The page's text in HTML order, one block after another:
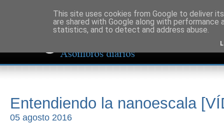
Entendiendo la nanoescala
05 agosto 2016
This site uses cookies from Google to deliver
are shared with Google along with
statistics, and to detect and address abuse.